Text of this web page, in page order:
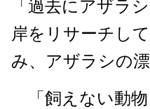
「過去にアザラ
岸をリサーチし
み、アザラシの
「飼えない動物